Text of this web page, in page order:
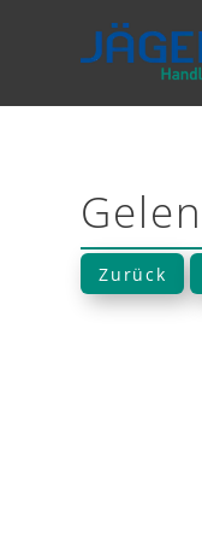
Zurück